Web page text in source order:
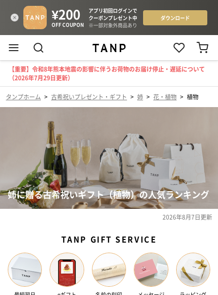
【重要】令和8年熊本地震の影響に伴うお荷物のお届け停止・遅延について
（2026年7月29日更新）
タンプホーム > 古希祝いプレゼント・ギフト > 姉 > 花・植物 > 植物
姉に贈る古希祝いギフト（植物）の人気ランキング
2026年8月7日更新
TANP GIFT SERVICE